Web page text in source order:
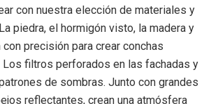
con nuestra elección de materiales y
piedra, el hormigón visto, la madera y
precisión para crear conchas
filtros perforados en las fachadas y
de sombras. Junto con grandes
reflectantes, crean una atmósfera